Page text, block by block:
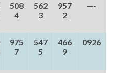
508
4
562
3
957
2
—-
975
7
547
5
466
9
0926